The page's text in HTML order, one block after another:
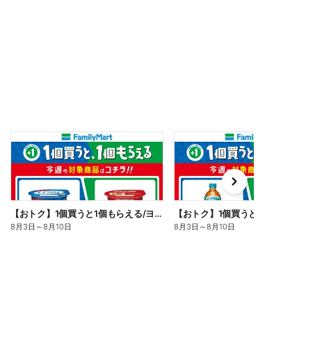
【おトク】1個買うと1個もらえる/ヨーグルト
8月3日 ～8月10日
【おトク】1個買うと1個もらえる/麦茶
8月3日 ～8月10日
e
x
t